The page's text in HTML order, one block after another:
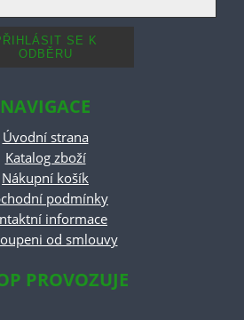
NAVIGACE
Úvodní strana
Katalog zboží
Nákupní košík
podmínky
informace
od smlouvy
PROVOZUJE